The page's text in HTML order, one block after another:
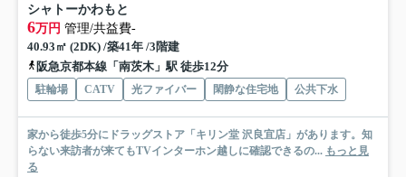
シャトーかわもと
6万円 管理/共益費-
40.93㎡ (2DK) /築41年 /3階建
阪急京都本線「南茨木」駅 徒歩12分
駐輪場 CATV 光ファイバー 閑静な住宅地 公共下水
家から徒歩5分にドラッグストア「キリン堂 沢良宜店」があります。知
らない来訪者が来てもTVインターホン越しに確認できるの... もっと見
る